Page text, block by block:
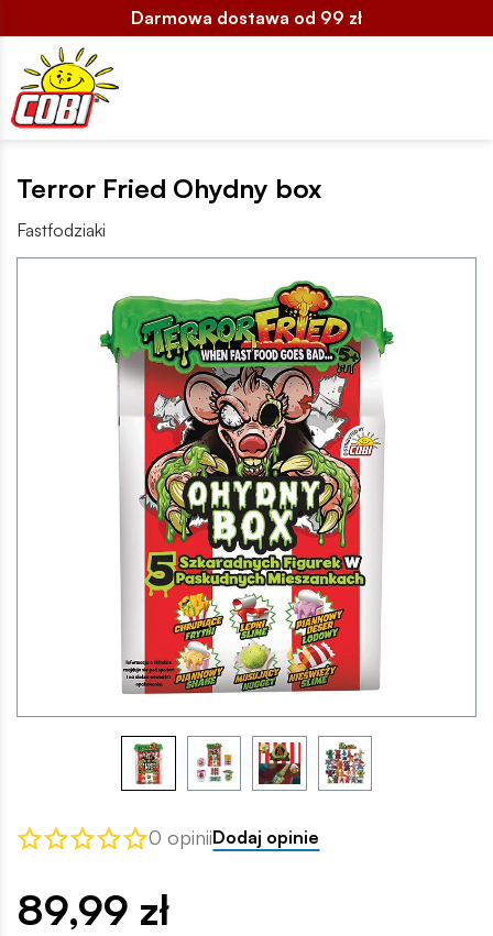
Darmowa dostawa od 99 zł
Terror Fried Ohydny box
Fastfodziaki
0 opiniiDodaj opinie
89,99 zł